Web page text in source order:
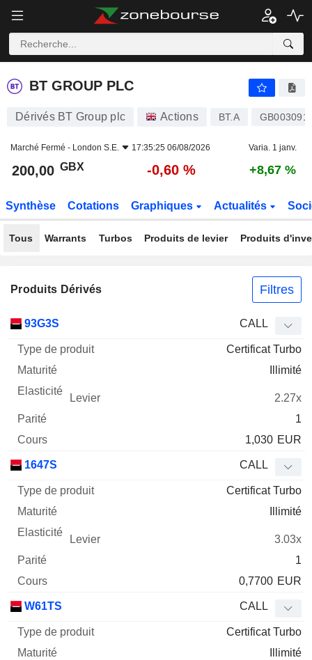
BT GROUP PLC
BT GROUP PLC
Dérivés BT Group plc Actions BT.A
Marché Fermé - London S.E. 17:35:25 06/08/2026 Varia. 1 janv.
200,00 GBX -0,60 % +8,67 %
Synthèse Cotations Graphiques Actualités
Tous Warrants Turbos Produits de levier Produits
Produits Dérivés Filtres
Mnemo Type produit
Levier Parité
93G3S CALL
Certificat Turbo
Illimité
2.27x
1
1,030 EUR
1647S CALL
Certificat Turbo
Illimité
3.03x
1
0,7700 EUR
W61TS CALL
Certificat Turbo
Illimité